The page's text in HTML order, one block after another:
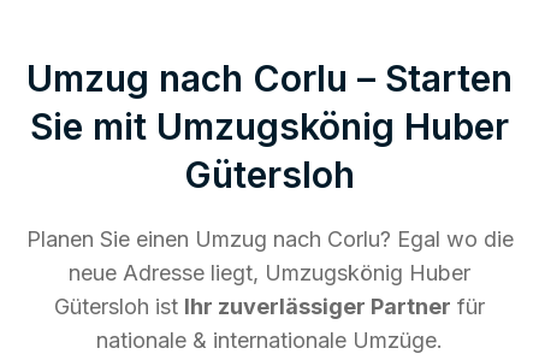
Umzug nach Corlu – Starten
Sie mit Umzugskönig Huber
Gütersloh
Planen Sie einen Umzug nach Corlu? Egal wo die
neue Adresse liegt, Umzugskönig Huber
Gütersloh ist Ihr zuverlässiger Partner für
nationale & internationale Umzüge.